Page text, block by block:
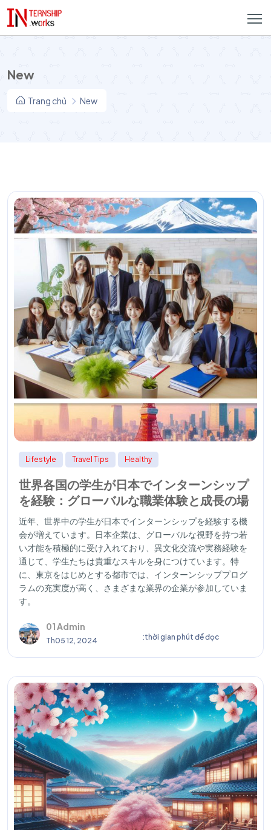
New
Trang chủ New
Lifestyle Travel Tips Healthy
世界各国の学生が日本でインターンシップ
を経験：グローバルな職業体験と成長の場
近年、世界中の学生が日本でインターンシップを経験する機
会が増えています。日本企業は、グローバルな視野を持つ若
い才能を積極的に受け入れており、異文化交流や実務経験を
通じて、学生たちは貴重なスキルを身につけています。特
に、東京をはじめとする都市では、インターンシッププログ
ラムの充実度が高く、さまざまな業界の企業が参加していま
す。
01 Admin
Th05 12, 2024 :thời gian phút để đọc